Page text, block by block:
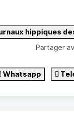
hippiques
Partager
Whatsapp